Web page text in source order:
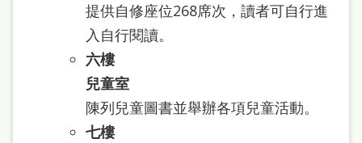
提供自修座位268席次，讀者可自行進
入自行閱讀。
六樓
兒童室
陳列兒童圖書並舉辦各項兒童活動。
七樓